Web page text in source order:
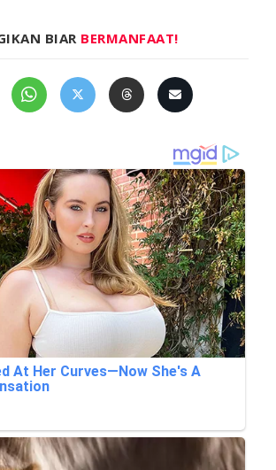
BIAR BERMANFAAT!